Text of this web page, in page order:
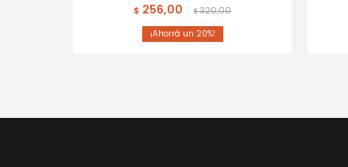
$ 256,00 $320,00
20